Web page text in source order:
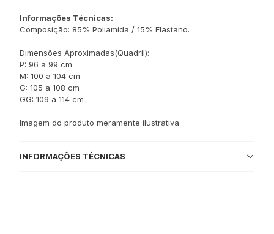
Informações Técnicas:
Composição: 85% Poliamida / 15% Elastano.
Dimensões Aproximadas(Quadril):
P: 96 a 99 cm
M: 100 a 104 cm
G: 105 a 108 cm
GG: 109 a 114 cm
Imagem do produto meramente ilustrativa.
INFORMAÇÕES TÉCNICAS